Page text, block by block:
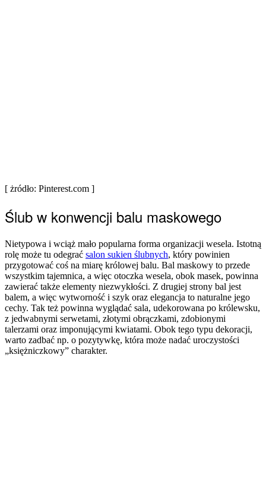
[ żródło: Pinterest.com ]
Ślub w konwencji balu maskowego
Nietypowa i wciąż mało popularna forma organizacji wesela. Istotną
rolę może tu odegrać salon sukien ślubnych, który powinien
przygotować coś na miarę królowej balu. Bal maskowy to przede
wszystkim tajemnica, a więc otoczka wesela, obok masek, powinna
zawierać także elementy niezwykłości. Z drugiej strony bal jest
balem, a więc wytworność i szyk oraz elegancja to naturalne jego
cechy. Tak też powinna wyglądać sala, udekorowana po królewsku,
z jedwabnymi serwetami, złotymi obrączkami, zdobionymi
talerzami oraz imponującymi kwiatami. Obok tego typu dekoracji,
warto zadbać np. o pozytywkę, która może nadać uroczystości
„księżniczkowy” charakter.